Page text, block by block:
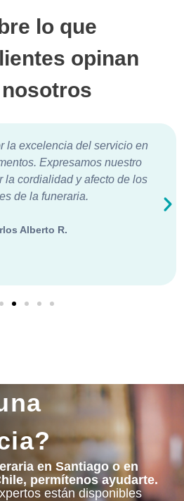
lo que
opinan
la excelencia del servicio en
Expresamos nuestro
la cordialidad y afecto de los
de la funeraria.
Alberto R.
en Santiago o en
permítenos ayudarte.
están disponibles